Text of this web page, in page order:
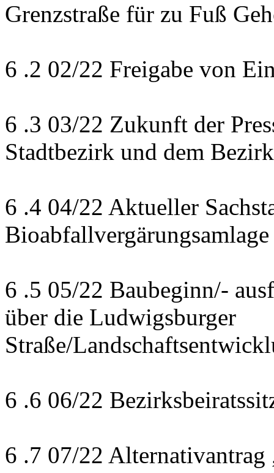
Grenzstraße für zu Fuß
6 .2 02/22 Freigabe von
6 .3 03/22 Zukunft der
Stadtbezirk und dem
6 .4 04/22 Aktueller
Bioabfallvergärungsamlage
6 .5 05/22 Baubeginn/-
über die Ludwigsburger
Straße/
6 .6 06/22
6 .7 07/22 Alternativantrag